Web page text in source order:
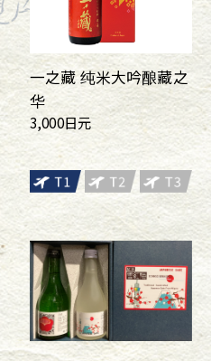
一之藏 纯米大吟酿藏之
华
3,000日元